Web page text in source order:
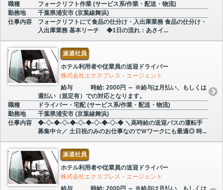
職種
フォークリフト作業 (サービス系/作業・配送・物流)
勤務地
千葉県浦安市 (京葉線舞浜)
仕事内容
フォークリフトにて食品の仕分け・入出庫業務 食品の仕分け・
入出庫業務 基本リーチ ◆1日の流れ：あさイ...
派遣社員
ホテル利用者や従業員の送迎ドライバー
株式会社エクスプレス・エージェント
給与
時給: 2000円 ～ ※給与は月払い、もしくは
週払い（規定有）での対応となります。
職種
ドライバー・宅配 (サービス系/作業・配送・物流)
勤務地
千葉県浦安市 (京葉線舞浜)
仕事内容
◆-◇-◆-◇-◆-◇-◆-◇-◆-◇-◆ ＼高時給の送迎バスの運転手
募集中☆／ 土日祝のみのお仕事なのでＷワークにも最適◎ 時...
派遣社員
ホテル利用者や従業員の送迎ドライバー
株式会社エクスプレス・エージェント
給与
時給: 2000円 ～ ※給与は月払い、もしくは